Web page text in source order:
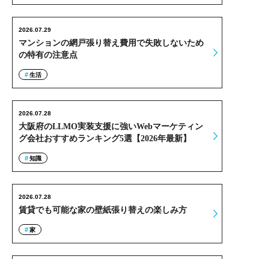
マンションの網戸張り替え費用で失敗しないため
の特有の注意点
2026.07.29
生活
大阪府のLLMO実装支援に強いWebマーケティン
グ会社おすすめランキング5選【2026年最新】
2026.07.28
知識
賃貸でも可能な家の壁紙張り替えの楽しみ方
2026.07.28
家